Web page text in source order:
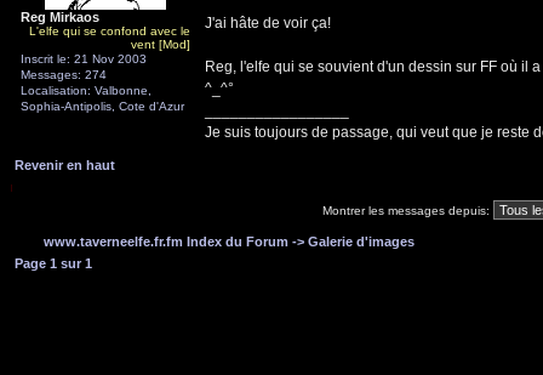
Reg Mirkaos
L'elfe qui se confond avec le
vent [Mod]
Inscrit le: 21 Nov 2003
Messages: 274
Localisation: Valbonne,
Sophia-Antipolis, Cote d'Azur
J'ai hâte de voir ça!
Reg, l'elfe qui se souvient d'un dessin sur FF où il
^_^°
Je suis toujours de passage, qui veut que je reste
Revenir en haut
Montrer les messages depuis:
www.taverneelfe.fr.fm Index du Forum -> Galerie d'images
Page 1 sur1